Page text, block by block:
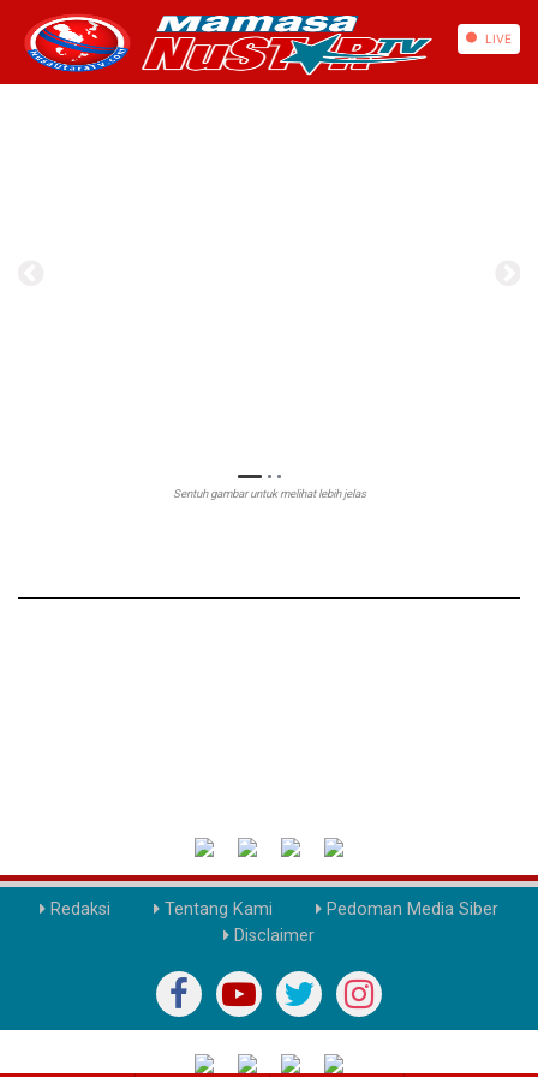
https://mamasa.nusautaratv.com/
LIVE
Sentuh gambar untuk melihat lebih jelas
Redaksi Tentang Kami
Pedoman Media Siber
Disclaimer